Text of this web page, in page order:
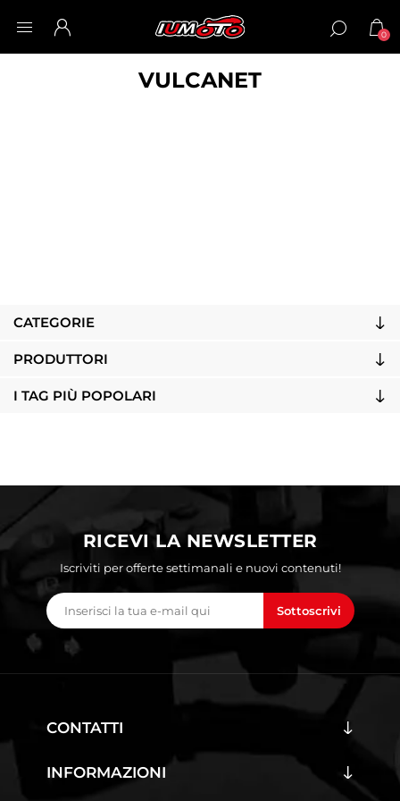
0
CATEGORIE
PRODUTTORI
I TAG PIÙ POPOLARI
VULCANET
RICEVI LA NEWSLETTER
Iscriviti per offerte settimanali e nuovi contenuti!
Sottoscrivi
CONTATTI
INFORMAZIONI